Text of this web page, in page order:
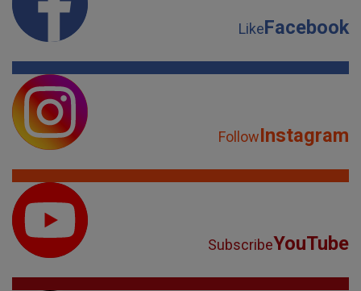
LikeFacebook
FollowInstagram
SubscribeYouTube